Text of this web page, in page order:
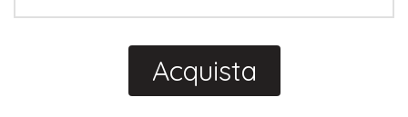
Acquista